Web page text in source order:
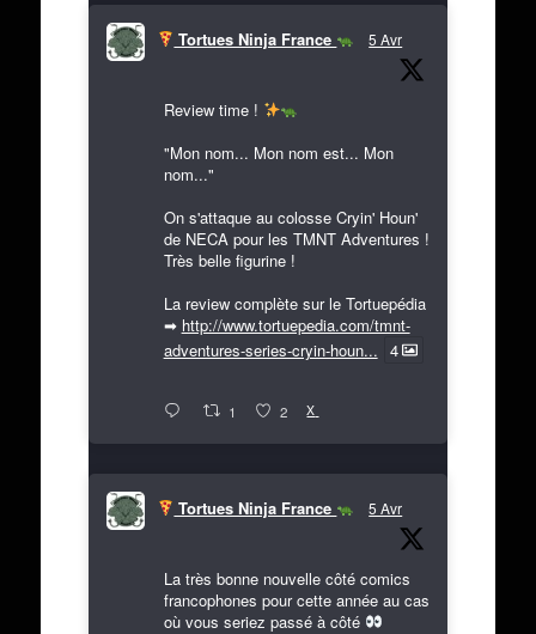
Tortues Ninja France 5 Avr
Review time !
"Mon nom... Mon nom est... Mon
nom..."
On s'attaque au colosse Cryin' Houn'
de NECA pour les TMNT Adventures !
Très belle figurine !
La review complète sur le Tortuepédia
➡ http://www.tortuepedia.com/tmnt-
adventures-series-cryin-houn... 4
1 2 X
Tortues Ninja France 5 Avr
La très bonne nouvelle côté comics
francophones pour cette année au cas
où vous seriez passé à côté